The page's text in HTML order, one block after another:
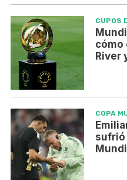
CUPOS
cómo
River
COPA
sufrió